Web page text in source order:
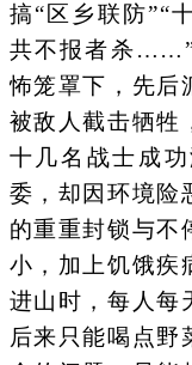
搞“区乡联防”“
共不报者杀……”
怖笼罩下，先后
被敌人截击牺牲
十几名战士成
委，却因环境险
的重重封锁与不
小，加上饥饿疾
进山时，每人每
后来只能喝点野